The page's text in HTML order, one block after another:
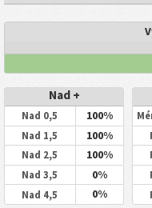
Nad +
Nad 0,5 100%
Nad 1,5 100%
Nad 2,5 100%
Nad 3,5 0%
Nad 4,5 0%